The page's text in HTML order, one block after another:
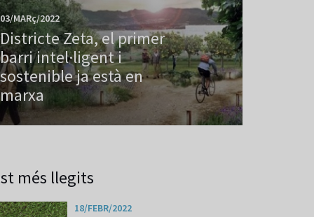
03/MARç/2022
Districte Zeta, el primer
barri intel·ligent i
sostenible ja està en
marxa
més llegits
18/FEBR/2022